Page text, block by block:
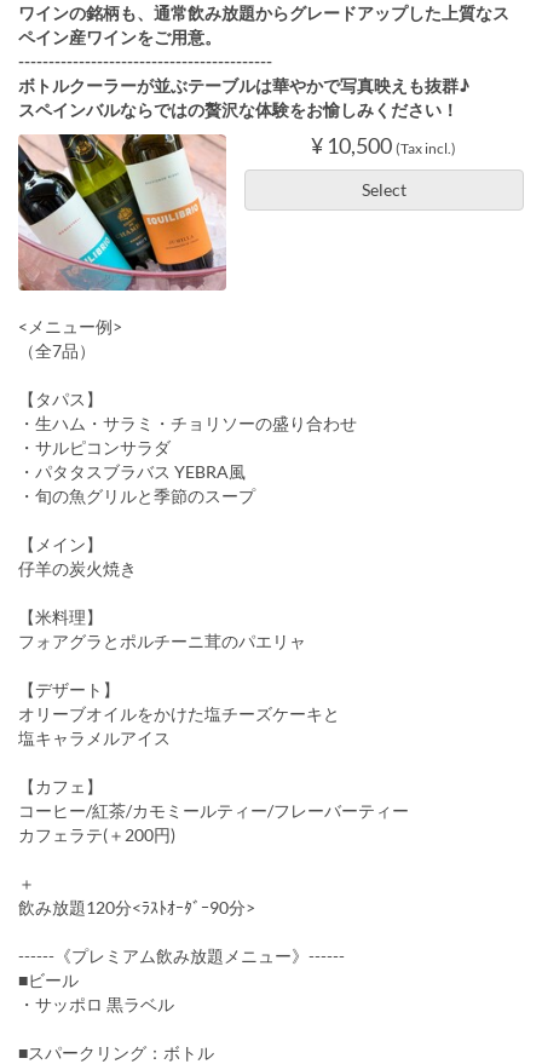
ワインの銘柄も、通常飲み放題からグレードアップした上質なス
ペイン産ワインをご用意。
------------------------------------------
ボトルクーラーが並ぶテーブルは華やかで写真映えも抜群♪
スペインバルならではの贅沢な体験をお愉しみください！
¥ 10,500 (Tax incl.)
Select
<メニュー例>
（全7品）
【タパス】
・生ハム・サラミ・チョリソーの盛り合わせ
・サルピコンサラダ
・パタタスブラバス YEBRA風
・旬の魚グリルと季節のスープ
【メイン】
仔羊の炭火焼き
【米料理】
フォアグラとポルチーニ茸のパエリャ
【デザート】
オリーブオイルをかけた塩チーズケーキと
塩キャラメルアイス
【カフェ】
コーヒー/紅茶/カモミールティー/フレーバーティー
カフェラテ(＋200円)
＋
飲み放題120分<ﾗｽﾄｵｰﾀﾞｰ90分>
------《プレミアム飲み放題メニュー》------
■ビール
・サッポロ 黒ラベル
■スパークリング：ボトル